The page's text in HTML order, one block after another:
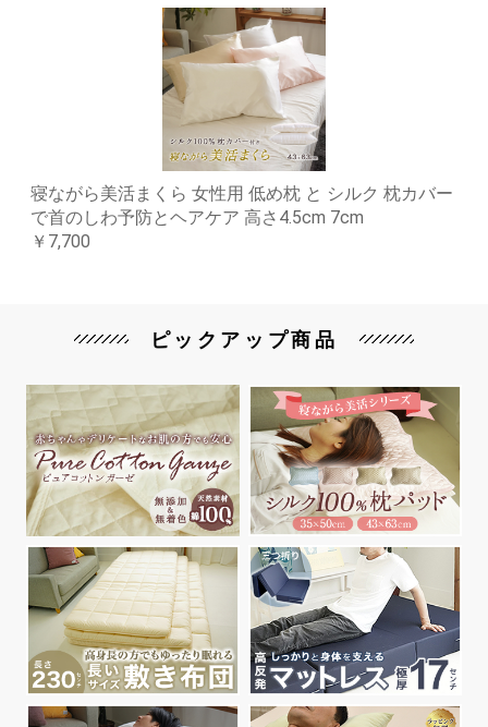
寝ながら美活まくら 女性用 低め枕 と シルク 枕カバー
で首のしわ予防とヘアケア 高さ4.5cm 7cm
￥7,700
ピックアップ商品